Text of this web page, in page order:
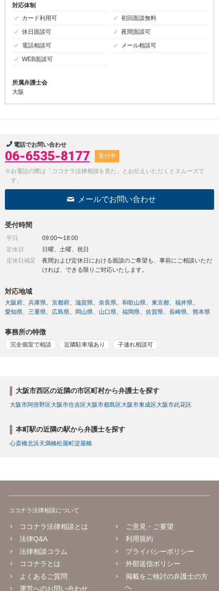
対応体制
カード利用可
初回面談無料
休日面談可
夜間面談可
電話相談可
メール相談可
WEB面談可
所属弁護士会
大阪
電話でお問い合わせ
06-6535-8177 受付中
※お電話の際は「ココナラ法律相談を見た」とお伝えいただくとスムーズで
す。
メールでお問い合わせ
受付時間
平日
09:00〜18:00
定休日
日曜、土曜、祝日
定休日補足
夜間および定休日における面談のご希望も、事前にご相談いただ
ければ、できる限りご対応いたします。
対応地域
大阪府 兵庫県 京都府 滋賀県 奈良県 和歌山県 東京都
福井県
愛知県
三重県 広島県 岡山県 山口県 福岡県 佐賀県 長崎県 熊本県
事務所の特徴
完全個室で相談 近隣駐車場あり 子連れ相談可
大阪市西区の近隣の市区町村から弁護士を探す
大阪市阿倍野区大阪市住吉区大阪市都島区大阪市東成区大阪市此花区
本町駅の近隣の駅から弁護士を探す
心斎橋北浜天満橋松屋町淀屋橋
ココナラ法律相談について
ココナラ法律相談とは
法律Q&A
法律相談コラム
ココナラとは
よくあるご質問
運営へのお問い合わせ
ご意見・ご要望
利用規約
プライバシーポリシー
外部送信ポリシー
掲載をご検討の弁護士の方
へ